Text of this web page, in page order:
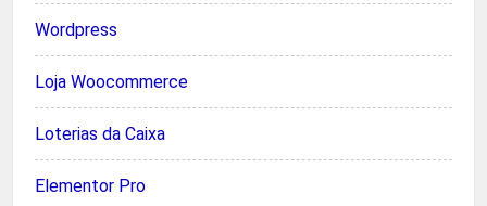
Wordpress
Loja Woocommerce
Loterias da Caixa
Elementor Pro